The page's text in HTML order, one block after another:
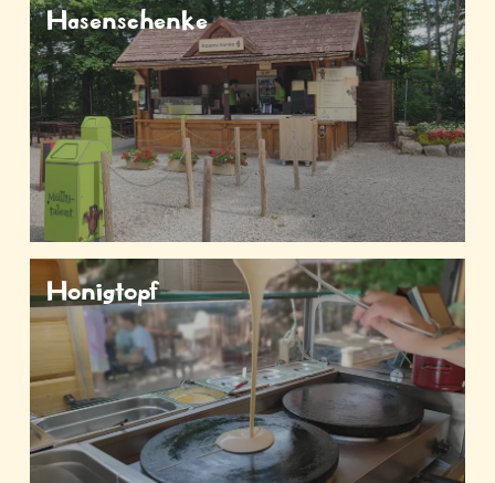
Hasenschenke
Honigtopf